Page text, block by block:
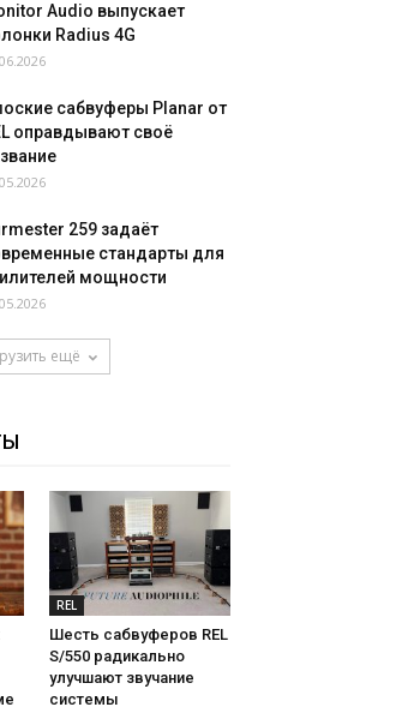
Audio выпускает
Radius 4G
сабвуферы Planar от
оправдывают своё
259 задаёт
стандарты для
мощности
ещё
REL
Шесть сабвуферов REL
S/550 радикально
улучшают звучание
системы